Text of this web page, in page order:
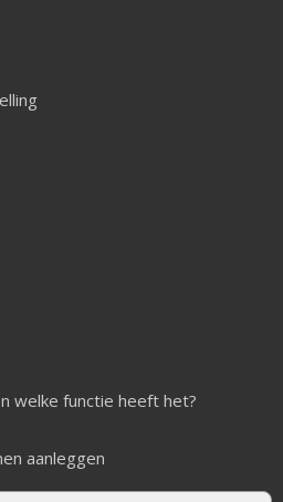
welke functie heeft het?
aanleggen